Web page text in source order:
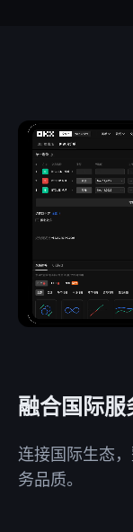
融合国际服
连接国际生态
务品质。